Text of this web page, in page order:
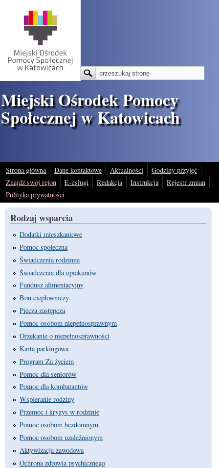
Miejski Ośrodek Pomocy
Społecznej w Katowicach
Formularz wyszukiwania
Szukaj
Strona główna Dane kontaktowe Aktualności
Godziny przyjęć
Znajdź swój rejon
E-usługi Redakcja Instrukcja
Rejestr zmian
Polityka prywatności
Rodzaj wsparcia
Dodatki mieszkaniowe
Pomoc społeczna
Świadczenia rodzinne
Świadczenia dla opiekunów
Fundusz alimentacyjny
Bon ciepłowniczy
Piecza zastępcza
Pomoc osobom niepełnosprawnym
Orzekanie o niepełnosprawności
Karta parkingowa
Program Za życiem
Pomoc dla seniorów
Pomoc dla kombatantów
Wspieranie rodziny
Przemoc i kryzys w rodzinie
Pomoc osobom bezdomnym
Pomoc osobom uzależnionym
Aktywizacja zawodowa
Ochrona zdrowia psychicznego